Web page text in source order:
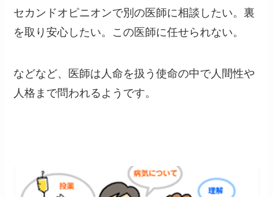
セカンドオピニオンで別の医師に相談したい。裏
を取り安心したい。この医師に任せられない。
などなど、医師は人命を扱う使命の中で人間性や
人格まで問われるようです。